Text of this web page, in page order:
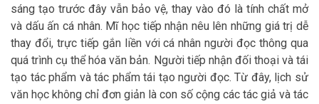
sáng tạo trước đây vẫn bảo vệ, thay vào đó là tính chất mở
và dấu ấn cá nhân. Mĩ học tiếp nhận nêu lên những giá trị dễ
thay đổi, trực tiếp gắn liền với cá nhân người đọc thông qua
quá trình cụ thể hóa văn bản. Người tiếp nhận đối thoại và tái
tạo tác phẩm và tác phẩm tái tạo người đọc. Từ đây, lịch sử
văn học không chỉ đơn giản là con số cộng các tác giả và tác